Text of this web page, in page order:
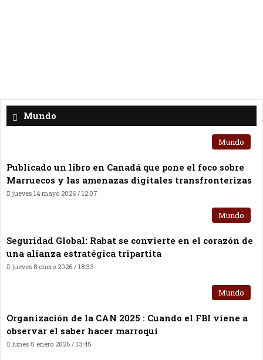
Mundo
Mundo
Publicado un libro en Canadá que pone el foco sobre
Marruecos y las amenazas digitales transfronterizas
jueves 14 mayo 2026 / 12:07
Mundo
Seguridad Global: Rabat se convierte en el corazón de
una alianza estratégica tripartita
jueves 8 enero 2026 / 18:33
Mundo
Organización de la CAN 2025 : Cuando el FBI viene a
observar el saber hacer marroquí
lunes 5 enero 2026 / 13:45